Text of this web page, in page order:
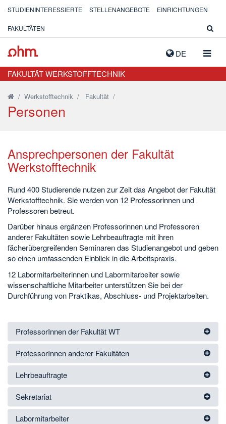
DE
STUDIENINTERESSIERTE STELLENANGEBOTE EINRICHTUNGEN
FAKULTÄTEN
FAKULTÄT WERKSTOFFTECHNIK
/ Werkstofftechnik / Fakultät /
Personen
Ansprechpersonen der Fakultät
Werkstofftechnik
Rund 400 Studierende nutzen zur Zeit das Angebot der Fakultät
Werkstofftechnik. Sie werden von 12 Professorinnen und
Professoren betreut.
Darüber hinaus ergänzen Professorinnen und Professoren
anderer Fakultäten sowie Lehrbeauftragte mit ihren
fächerübergreifenden Seminaren das Studienangebot und geben
so einen umfassenden Einblick in die Arbeitspraxis.
12 Labormitarbeiterinnen und Labormitarbeiter sowie
wissenschaftliche Mitarbeiter unterstützen Sie bei der
Durchführung von Praktikas, Abschluss- und Projektarbeiten.
ProfessorInnen der Fakultät WT
ProfessorInnen anderer Fakultäten
Lehrbeauftragte
Sekretariat
Labormitarbeiter